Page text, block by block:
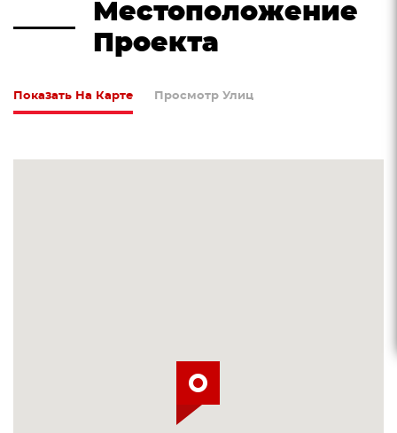
Местоположение
Проекта
Показать На Карте Просмотр Улиц